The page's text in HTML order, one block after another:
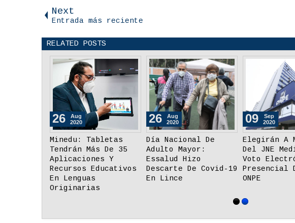
Next
Entrada más reciente
RELATED POSTS
Más De 220,000
Personas Realizan
Trabajo Remoto De
Manera Formal
Coronavirus: Plan
Fiscalizando Por La
Salud 2020 Reforzará
Prevención En
03
Sep
¿Cuáles Deben Ser
Las Prioridades Para
Cerrar La Brecha
Educativa Digital En
03
Sep
2020